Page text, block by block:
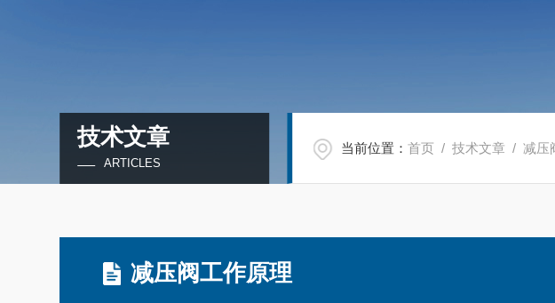
技术文章
ARTICLES
当前位置：首页 /技术文章 / 减压
减压阀工作原理